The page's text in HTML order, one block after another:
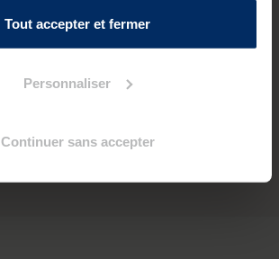
Tout accepter et fermer
Personnaliser
Continuer sans accepter